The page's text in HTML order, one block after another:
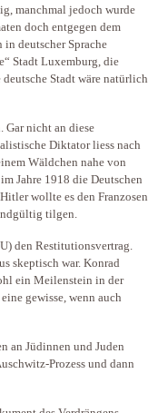
manchmal jedoch wurde
doch entgegen dem
deutscher Sprache
Stadt Luxemburg, die
Stadt wäre natürlich
Gar nicht an diese
Diktator liess nach
Wäldchen nahe von
Jahre 1918 die Deutschen
wollte es den Franzosen
tilgen.
den Restitutionsvertrag.
skeptisch war. Konrad
ein Meilenstein in der
gewisse, wenn auch
an Jüdinnen und Juden
Prozess und dann